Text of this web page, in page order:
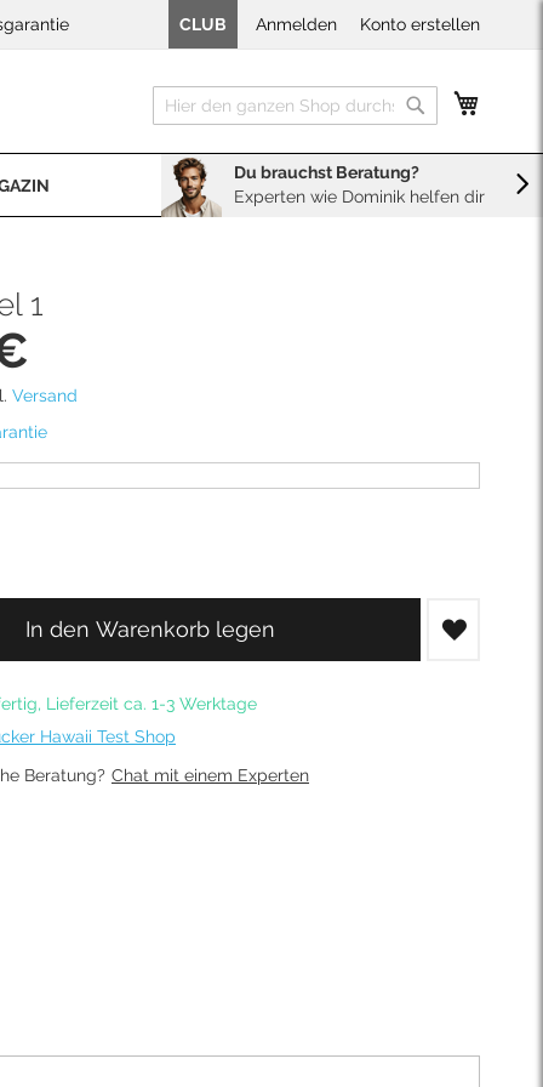
Anmelden Konto erstellen
CLUB
Suche
Du brauchst Beratung?
Experten wie Dominik helfen dir
1
Versand
In den Warenkorb legen
Lieferzeit ca. 1-3 Werktage
Hawaii Test Shop
Beratung? Chat mit einem Experten